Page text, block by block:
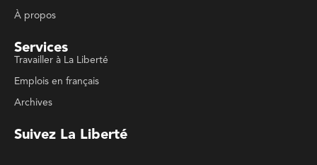
Emplois en français
Suivez La Liberté